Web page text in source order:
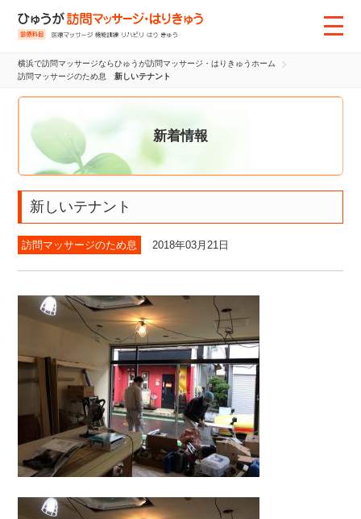
横浜で訪問マッサージならひゅうが訪問マッサージ・はりきゅうホーム
訪問マッサージのため息
新しいテナント
新着情報
新しいテナント
訪問マッサージのため息 2018年03月21日